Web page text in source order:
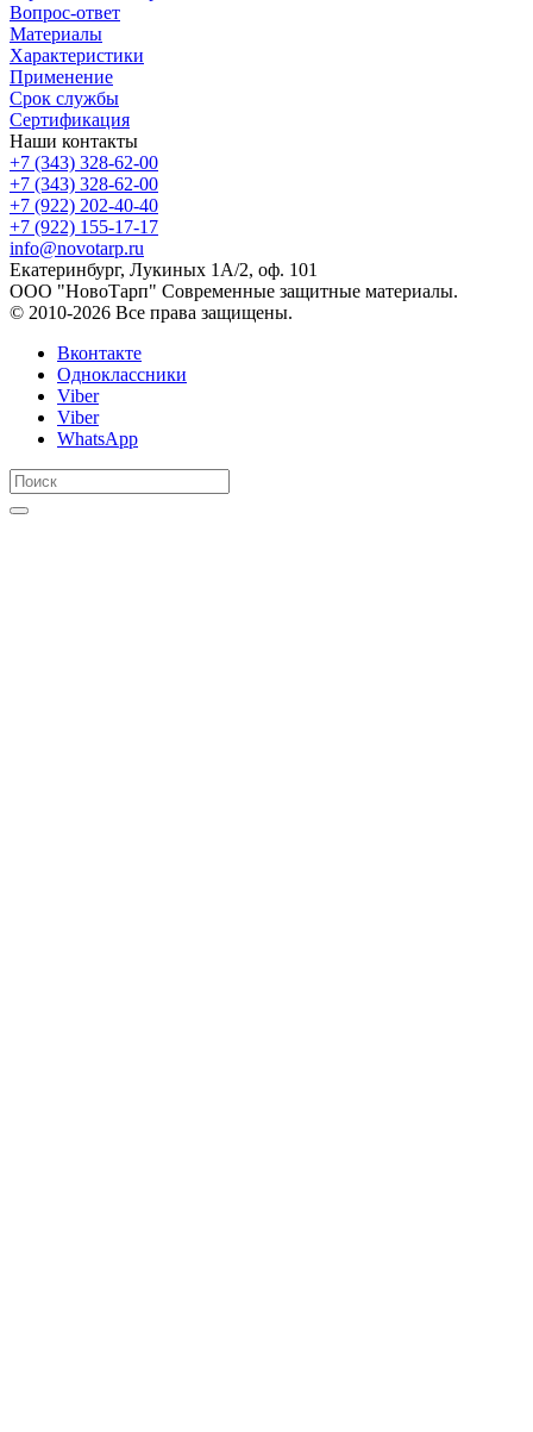
Вопрос-ответ
Материалы
Характеристики
Применение
Срок службы
Сертификация
Наши контакты
+7 (343) 328-62-00
+7 (343) 328-62-00
+7 (922) 202-40-40
+7 (922) 155-17-17
info@novotarp.ru
Екатеринбург, Лукиных 1А/2, оф. 101
ООО "НовоТарп" Современные защитные материалы.
© 2010-2026 Все права защищены.
Вконтакте
Одноклассники
Viber
Viber
WhatsApp